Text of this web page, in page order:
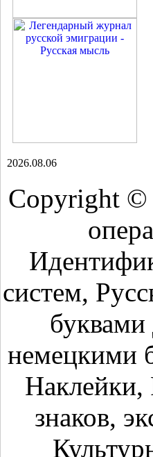
2026.08.06
Copyright ©
систем,
немецкими
Наклейки,
знаков,